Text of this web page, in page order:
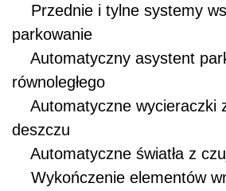
Przednie i tylne systemy
parkowanie
Automatyczny asystent
równoległego
Automatyczne wycieraczki
deszczu
Automatyczne światła z
Wykończenie elementów